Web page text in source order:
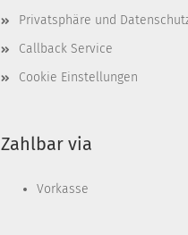
Privatsphäre und
Callback Service
Cookie Einstellungen
Zahlbar via
Vorkasse